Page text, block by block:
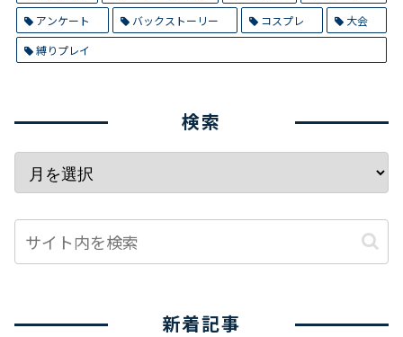
アンケート
バックストーリー コスプレ
大会
縛りプレイ
検索
新着記事